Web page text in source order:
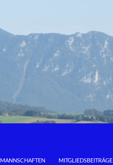
MANNSCHAFTEN MITGLIEDSBEITRÄGE